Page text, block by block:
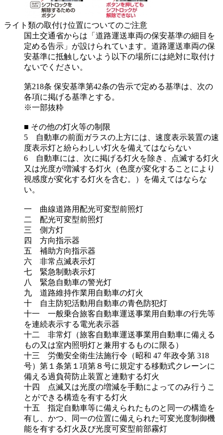
ライト類の取付け位置についてのご注意
国土交通省からは「道路運送車両の保安基準の細目を
定める告示」が設けられています。道路運送車両の保
安基準に抵触しないよう以下の場所には絶対に取付け
ないでください。
第218条 保安基準第42条の告示で定める基準は、次の
各項に掲げる基準とする。
※一部抜粋
■ その他の灯火等の制限
5 自動車の前面ガラスの上方には、速度表示装置の速
度表示灯と紛らわしい灯火を備えてはならない
6 自動車には、次に掲げる灯火を除き、点滅する灯火
又は光度が増減する灯火（色度が変化することにより
視感度が変化する灯火を含む。）を備えてはならな
い。
一 曲線道路用配光可変型前照灯
二 配光可変型前照灯
三 側方灯
四 方向指示器
五 補助方向指示器
六 非常点滅表示灯
七 緊急制動表示灯
八 緊急自動車の警光灯
九 道路維持作業用自動車の灯火
十 自主防犯活動用自動車の青色防犯灯
十一 一般乗合旅客自動車運送事業用自動車の行先等
を連続表示する電光表示器
十二 非常灯（旅客自動車運送事業用自動車に備える
もの又は室内照明灯と兼用するものに限る）
十三 労働安全衛生法施行令（昭和 47 年政令第 318
号）第１条第１項第８号に規定する移動式クレーンに
備える過負荷防止装置と連動する灯火
十四 点滅又は光度の増減を手動によってのみ行うこ
とができる構造を有する灯火
十五 指定自動車等に備えられたものと同一の構造を
有し、かつ、同一の位置に備えられた可変光度制御機
能を有する灯火及び光度可変型前部霧灯